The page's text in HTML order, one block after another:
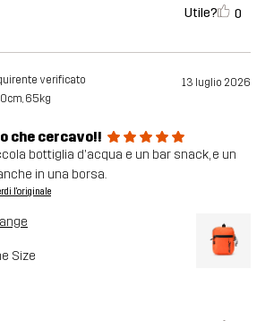
Utile? 0
verificato 13 luglio 2026
65kg
che cercavo!!
bottiglia d'acqua e un bar snack, e un
in una borsa.
l'originale
Size